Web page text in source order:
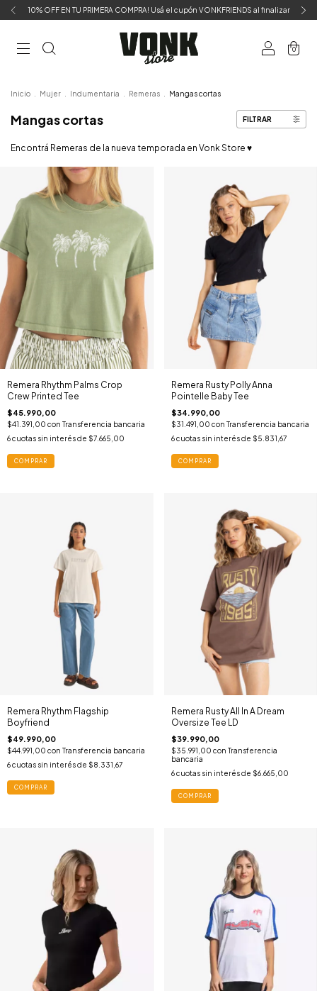
10% OFF EN TU PRIMERA COMPRA! Usá el cupón VONKFRIENDS al finalizar
0
Inicio Mujer Indumentaria Remeras Mangas cortas
Mangas cortas FILTRAR
Encontrá Remeras de la nueva temporada en Vonk Store ♥
Remera Rhythm Palms Crop
Crew Printed Tee
$45.990,00
$41.391,00 con Transferencia bancaria
6cuotas sin interés de $7.665,00
COMPRAR
Remera Rusty Polly Anna
Pointelle Baby Tee
$34.990,00
$31.491,00 con Transferencia bancaria
6 cuotas sin interés de $5.831,67
COMPRAR
Remera Rhythm Flagship
Boyfriend
$49.990,00
$44.991,00 con Transferencia bancaria
6cuotas sin interés de $8.331,67
COMPRAR
Remera Rusty All In A Dream
Oversize Tee LD
$39.990,00
$35.991,00 con Transferencia
bancaria
6 cuotas sin interés de $6.665,00
COMPRAR